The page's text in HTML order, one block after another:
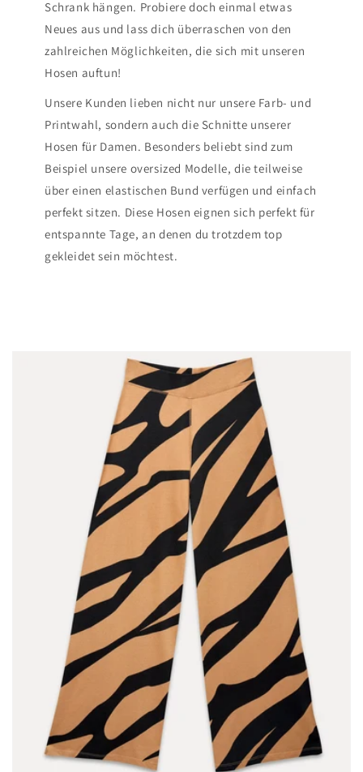
Schrank hängen. Probiere doch einmal etwas
Neues aus und lass dich überraschen von den
zahlreichen Möglichkeiten, die sich mit unseren
Hosen auftun!
Unsere Kunden lieben nicht nur unsere Farb- und
Printwahl, sondern auch die Schnitte unserer
Hosen für Damen. Besonders beliebt sind zum
Beispiel unsere oversized Modelle, die teilweise
über einen elastischen Bund verfügen und einfach
perfekt sitzen. Diese Hosen eignen sich perfekt für
entspannte Tage, an denen du trotzdem top
gekleidet sein möchtest.